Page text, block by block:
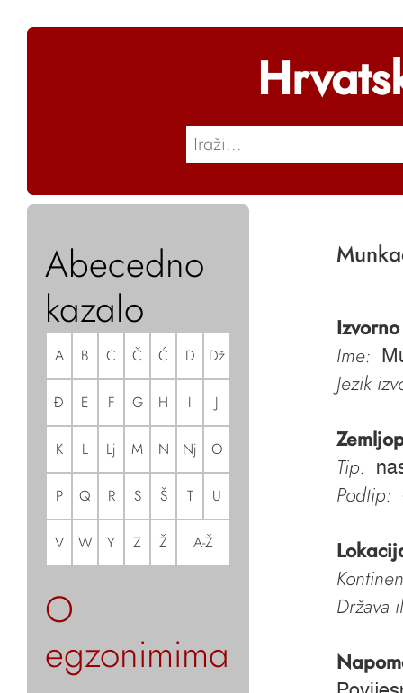
Abecedno
kazalo
A B C Č Ć D Dž
Đ E F G H I J
K L Lj M N Nj O
P Q R S Š T U
V W Y Z Ž A-Ž
O
egzonimima
Ime:
Jezik
Tip:
Podtip:
Država